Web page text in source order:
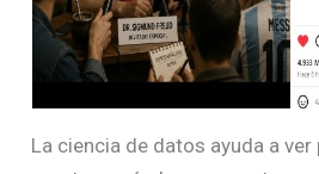
La ciencia de datos ayuda a